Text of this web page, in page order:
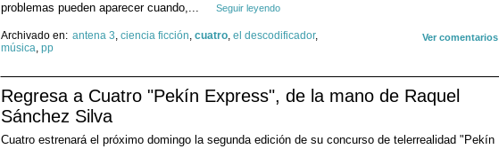
problemas pueden aparecer cuando,...
Seguir leyendo
Ver comentarios
Archivado en: antena 3, ciencia ficción, cuatro, el descodificador,
música, pp
Regresa a Cuatro "Pekín Express", de la mano de Raquel
Sánchez Silva
Cuatro estrenará el próximo domingo la segunda edición de su concurso de telerrealidad "Pekín